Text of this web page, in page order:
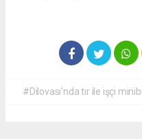
#Dilovası'nda tır ile işçi